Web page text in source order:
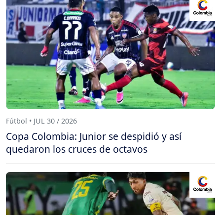
Fútbol • JUL 30 / 2026
Copa Colombia: Junior se despidió y así
quedaron los cruces de octavos